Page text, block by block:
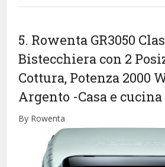
5. Rowenta GR3050
Bistecchiera con 2
Cottura, Potenza 2000
Argento -Casa e cucina
By Rowenta